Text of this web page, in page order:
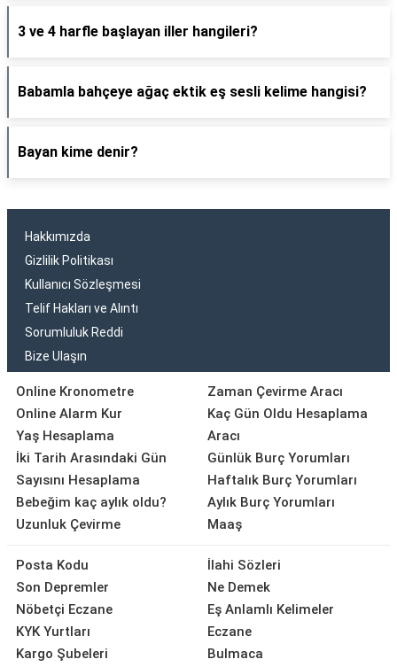
3 ve 4 harfle başlayan iller hangileri?
Babamla bahçeye ağaç ektik eş sesli kelime hangisi?
Bayan kime denir?
Hakkımızda
Gizlilik Politikası
Kullanıcı Sözleşmesi
Telif Hakları ve Alıntı
Sorumluluk Reddi
Bize Ulaşın
Online Kronometre
Online Alarm Kur
Yaş Hesaplama
İki Tarih Arasındaki Gün
Sayısını Hesaplama
Bebeğim kaç aylık oldu?
Uzunluk Çevirme
Zaman Çevirme Aracı
Kaç Gün Oldu Hesaplama
Aracı
Günlük Burç Yorumları
Haftalık Burç Yorumları
Aylık Burç Yorumları
Maaş
Posta Kodu
Son Depremler
Nöbetçi Eczane
KYK Yurtları
Kargo Şubeleri
İlahi Sözleri
Ne Demek
Eş Anlamlı Kelimeler
Eczane
Bulmaca